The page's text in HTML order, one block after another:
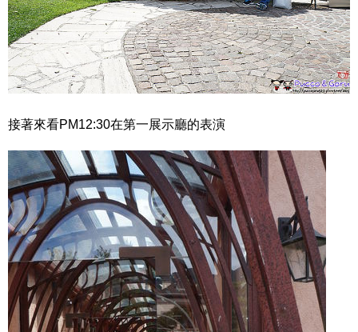
接著來看PM12:30在第一展示廳的表演